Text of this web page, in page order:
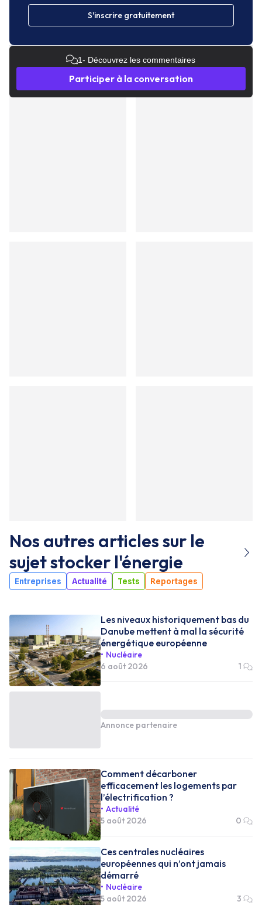
S'inscrire gratuitement
1- Découvrez les commentaires
Participer à la conversation
Nos autres articles sur le
sujetstocker l'énergie
Entreprises Actualité Tests Reportages
Les niveaux historiquement bas du
Danube mettent à mal la sécurité
énergétique européenne
Nucléaire
6 août 2026
1
Annonce partenaire
Comment décarboner
efficacement les logements par
l’électrification ?
Actualité
5 août 2026
0
Ces centrales nucléaires
européennes qui n’ont jamais
démarré
Nucléaire
5 août 2026
3